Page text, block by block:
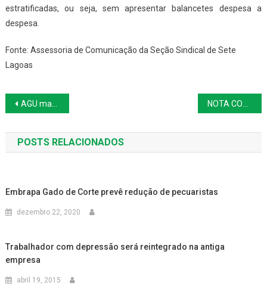
estratificadas, ou seja, sem apresentar balancetes despesa a
despesa.
Fonte: Assessoria de Comunicação da Seção Sindical de Sete
Lagoas
Navegação
de
Post
AGU manda parecer ao STF defendendo fim do desconto sindical em folha
POSTS RELACIONADOS
Embrapa Gado de Corte prevê redução de pecuaristas
dezembro 22, 2020
Trabalhador com depressão será reintegrado na antiga
empresa
abril 19, 2015